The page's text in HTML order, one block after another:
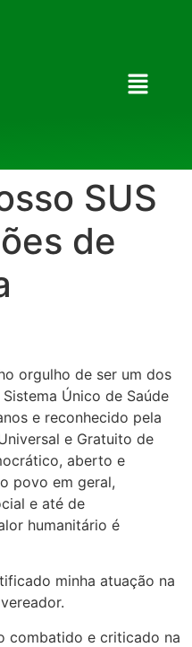
SUS
de
orgulho de ser um dos
Único de Saúde
e reconhecido pela
e Gratuito de
aberto e
povo em geral,
e até de
humanitário é
minha atuação na
combatido e criticado na